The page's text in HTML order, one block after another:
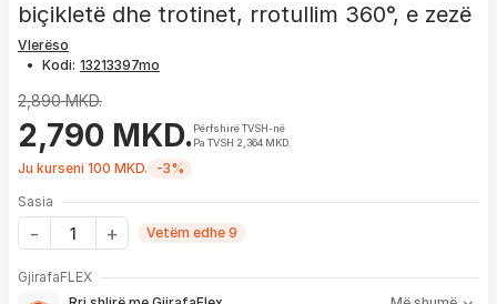
biçikletë dhe trotinet, rrotullim 360°, e zezë
Vlerëso
• Kodi:
2,890 MKD.
2,790 MKD.Përfshirë TVSH-në
Pa TVSH 2,364 MKD.
Ju kurseni 100 MKD.
-3%
Sasia
Vetëm edhe 9
GjirafaFLEX
-Prioritet